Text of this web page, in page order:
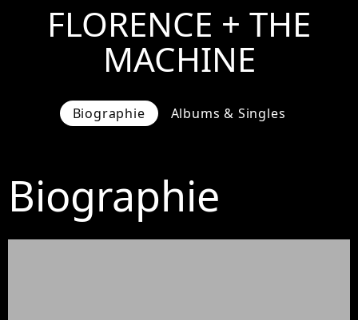
FLORENCE + THE
MACHINE
Biographie Albums & Singles
Biographie